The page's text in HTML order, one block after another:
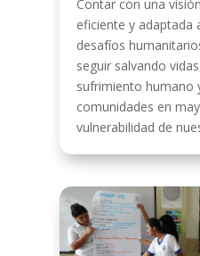
Contar con una
eficiente y adaptada
desafíos
seguir salvando
sufrimiento humano
comunidades en
vulnerabilidad de